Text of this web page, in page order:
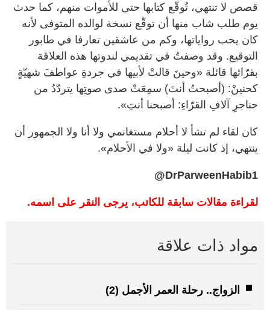
قصص لا تنتهي، تُوقّع كتابها حتى للأموات منهم، كما حدث
يوم طلب شاب منها أن توقّع نسخة لوالده المتوفى لأنه
كان يحب رواياتها، وكم من عاشقين تعارفا في طابور
التوقيع. وقد وصفتُ في تقديمي لندوتها هذه العلاقة
بقرّائها قائلة «وحينَ قالتْ لأبيها في جردةِ عواطفَ شهيّةٍ
كحنينْ: (أصبحتُ أنتَ) سمِعَتْ صدى صوتِها يتردّدُ من
حناجرِ آلافِ القرّاءِ: أصبحنا أنتِ».
كان لقاء لم تشأ لا أحلام مستغانمي ولا أنا ولا الجمهور أن
ينتهي، إذ كانت ليلة «ولا في الأحلام».
DrParweenHabib1@
لقراءة مقالات سابقة للكاتب، يرجى النقر على اسمه.
مواد ذات علاقة
الزواج.. رحلة العمر الأجمل (2)